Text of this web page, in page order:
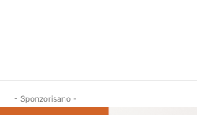
- Sponzorisano -